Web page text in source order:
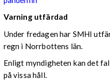
Varning utfärdad
Under fredagen har SMHI
regn i Norrbottens län.
Enligt myndigheten kan det
på vissa håll.